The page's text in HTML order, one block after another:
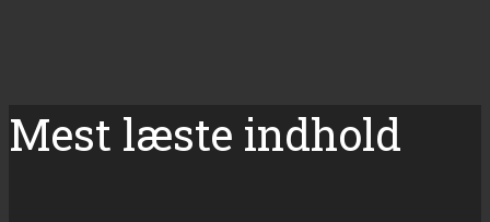
Mest læste indhold